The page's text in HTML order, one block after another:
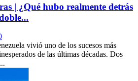
| ¿Qué hubo realmente detrás
vivió uno de los sucesos más
de las últimas décadas. Dos